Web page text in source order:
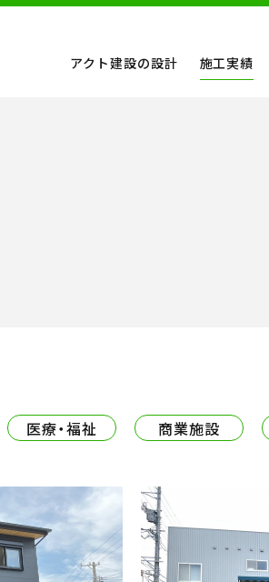
アクト建設の設計 施工実績
医療・福祉 商業施設